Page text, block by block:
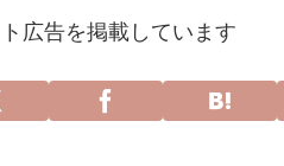
広告を掲載しています